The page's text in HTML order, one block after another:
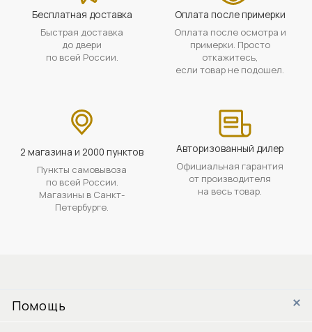
Бесплатная доставка
Быстрая доставка
до двери
по всей России.
Оплата после примерки
Оплата после осмотра и
примерки. Просто
откажитесь,
если товар не подошел.
2 магазина и 2000 пунктов
Пункты самовывоза
по всей России.
Магазины в Санкт-
Петербурге.
Авторизованный дилер
Официальная гарантия
от производителя
на весь товар.
Помощь